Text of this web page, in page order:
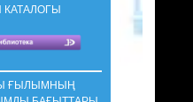
КАТАЛОГЫ
ҒЫЛЫМНЫҢ